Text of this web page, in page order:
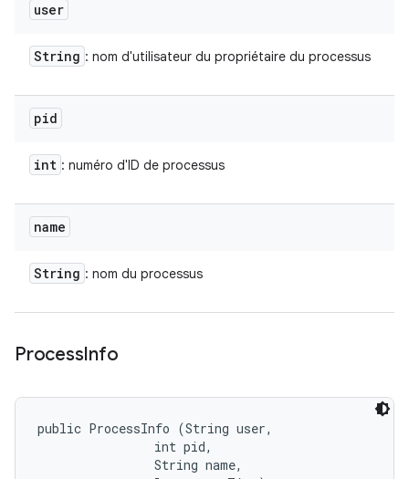
user
String : nom d'utilisateur du propriétaire du processus
pid
int : numéro d'ID de processus
name
String : nom du processus
ProcessInfo
public ProcessInfo (String user,
                int pid,
                String name,